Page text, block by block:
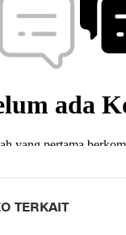
TERKAIT